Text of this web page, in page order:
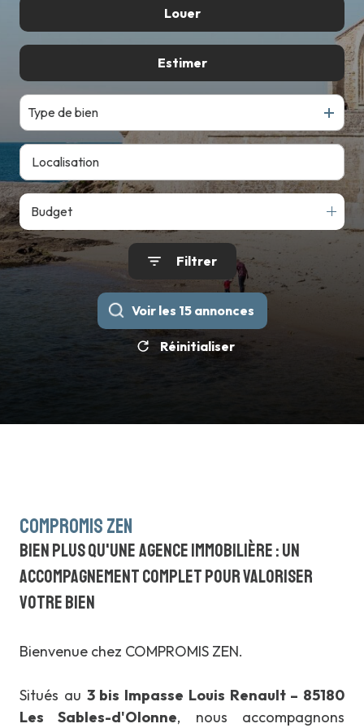
TRAVAUX
NOUS
REJOINDRE
CONTACT
Du neuf
Louer
Estimer
Type de bien
Budget
Filtrer
Voir les 15annonces
Réinitialiser
compromis zen
bien plus qu'une agence immobilière : un
accompagnement complet pour valoriser
votre bien
Bienvenue chez COMPROMIS ZEN.
Situés au 3 bis Impasse Louis Renault – 85180
Les Sables-d'Olonne, nous accompagnons